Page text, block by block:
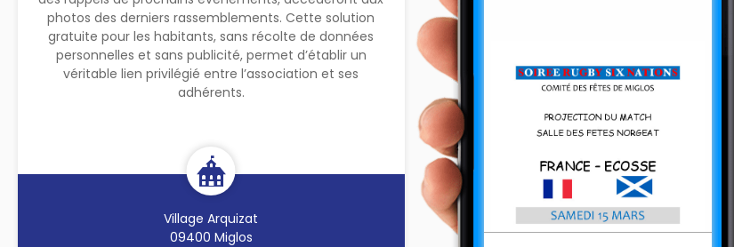
photos des derniers rassemblements. Cette solution
gratuite pour les habitants, sans récolte de données
personnelles et sans publicité, permet d’établir un
véritable lien privilégié entre l’association et ses
adhérents.
Village Arquizat
09400 Miglos